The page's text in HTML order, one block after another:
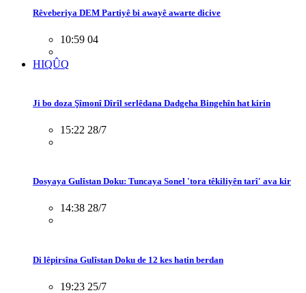
Rêveberiya DEM Partiyê bi awayê awarte dicive
10:59 04
HIQÛQ
Ji bo doza Şîmonî Dîrîl serlêdana Dadgeha Bingehîn hat kirin
15:22 28/7
Dosyaya Gulîstan Doku: Tuncaya Sonel 'tora têkiliyên tarî' ava kir
14:38 28/7
Di lêpirsîna Gulîstan Doku de 12 kes hatin berdan
19:23 25/7